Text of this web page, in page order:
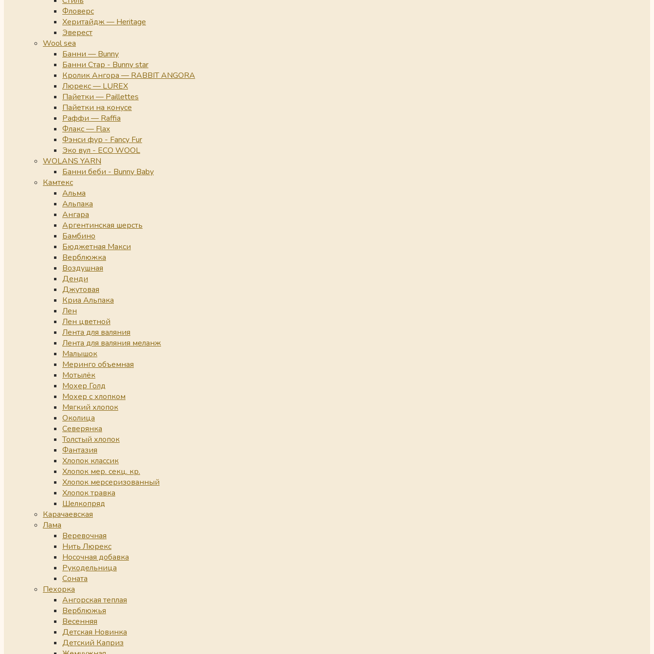
Фловерс
Херитайдж — Heritage
Эверест
Wool sea
Банни — Bunny
Банни Стар - Bunny star
Кролик Ангора — RABBIT ANGORA
Люрекс — LUREX
Пайетки — Paillettes
Пайетки на конусе
Раффи — Raffia
Флакс — Flax
Фэнси фур - Fancy Fur
Эко вул - ECO WOOL
WOLANS YARN
Банни беби - Bunny Baby
Камтекс
Альма
Альпака
Ангара
Аргентинская шерсть
Бамбино
Бюджетная Макси
Верблюжка
Воздушная
Денди
Джутовая
Криа Альпака
Лен
Лен цветной
Лента для валяния
Лента для валяния меланж
Малышок
Меринго объемная
Мотылёк
Мохер Голд
Мохер с хлопком
Мягкий хлопок
Околица
Северянка
Толстый хлопок
Фантазия
Хлопок классик
Хлопок мер. секц. кр.
Хлопок мерсеризованный
Хлопок травка
Шелкопряд
Карачаевская
Лама
Веревочная
Нить Люрекс
Носочная добавка
Рукодельница
Соната
Пехорка
Ангорская теплая
Верблюжья
Весенняя
Детская Новинка
Детский Каприз